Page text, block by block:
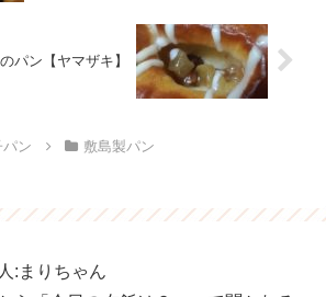
パン【ヤマザキ】
ン 敷島製パン
:まりちゃん